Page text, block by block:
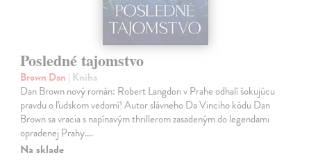
Posledné tajomstvo
Brown Dan | Kniha
Dan Brown nový román: Robert Langdon v Prahe odhalí šokujúcu
pravdu o ľudskom vedomí! Autor slávneho Da Vinciho kódu Dan
Brown sa vracia s napínavým thrillerom zasadeným do legendami
opradenej Prahy.…
Na sklade